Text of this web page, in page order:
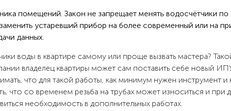
помещений. Закон не запрещает менять водосчётчики
устаревший прибор на более современный или на
данных.
воды в квартире самому или проще вызвать мастера?
владелец квартиры может сам поставить себе новый
что для такой работы, как минимум нужен инструмент и
что со временем резьба на трубах может износиться и при
необходимость в дополнительных работах.